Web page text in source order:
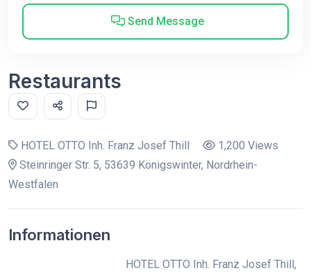
Send Message
Restaurants
HOTEL OTTO Inh. Franz Josef Thill
1,200 Views
Steinringer Str. 5, 53639 Königswinter, Nordrhein-
Westfalen
Informationen
HOTEL OTTO Inh. Franz Josef Thill,